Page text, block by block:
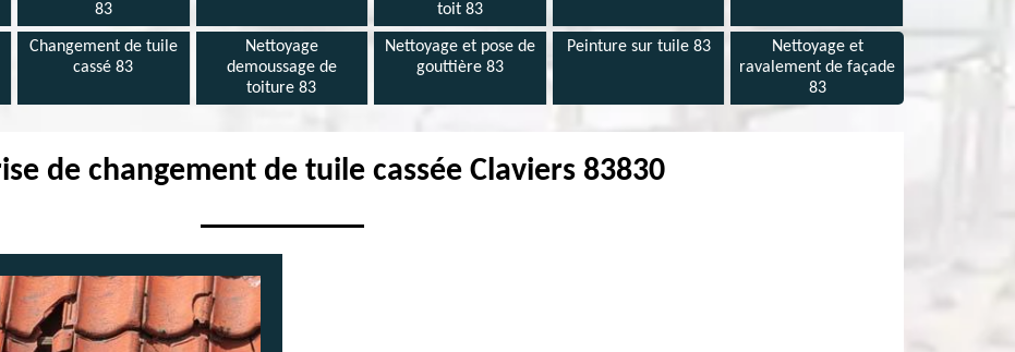
83
toit 83
Changement de tuile
cassé 83
Nettoyage
demoussage de
toiture 83
Nettoyage et pose de
gouttière 83
Peinture sur tuile 83
Nettoyage et
ravalement de façade
83
de changement de tuile cassée Claviers 83830